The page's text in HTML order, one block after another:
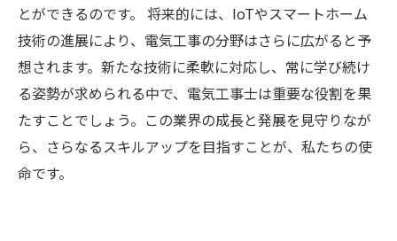
とができるのです。 将来的には、IoTやスマートホーム
技術の進展により、電気工事の分野はさらに広がると予
想されます。新たな技術に柔軟に対応し、常に学び続け
る姿勢が求められる中で、電気工事士は重要な役割を果
たすことでしょう。この業界の成長と発展を見守りなが
ら、さらなるスキルアップを目指すことが、私たちの使
命です。